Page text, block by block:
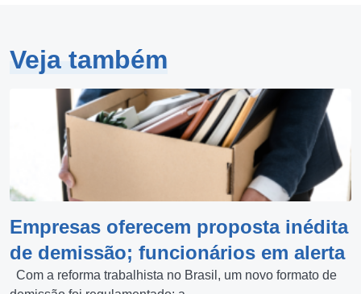
Veja também
Empresas oferecem proposta inédita
de demissão; funcionários em alerta
Com a reforma trabalhista no Brasil, um novo formato de